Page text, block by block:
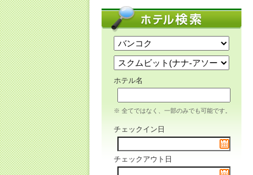
ホテル名
※ 全てではなく、一部のみでも可能です。
チェックイン日
チェックアウト日